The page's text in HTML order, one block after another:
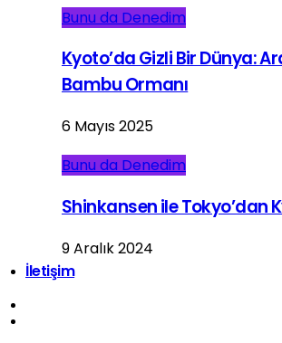
Bunu da Denedim
Kyoto’da Gizli Bir Dünya:
Bambu Ormanı
6 Mayıs 2025
Bunu da Denedim
Shinkansen ile Tokyo’dan
9 Aralık 2024
İletişim